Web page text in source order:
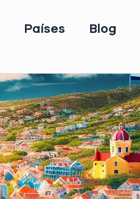
Países Blog